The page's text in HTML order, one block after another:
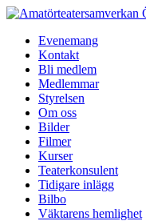
Hoppa
innehållEvenemang
Kontakt
Bli medlem
Medlemmar
Styrelsen
Om oss
Bilder
Filmer
Kurser
Teaterkonsulent
Tidigare inlägg
Bilbo
Väktarens hemlighet